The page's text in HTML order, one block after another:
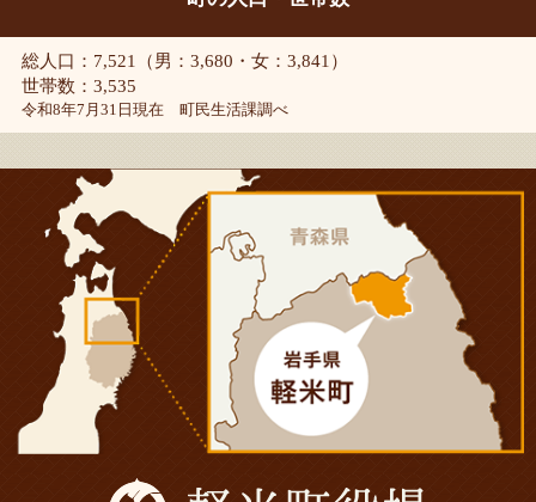
総人口：7,521（男：3,680・女：3,841）
世帯数：3,535
令和8年7月31日現在 町民生活課調べ